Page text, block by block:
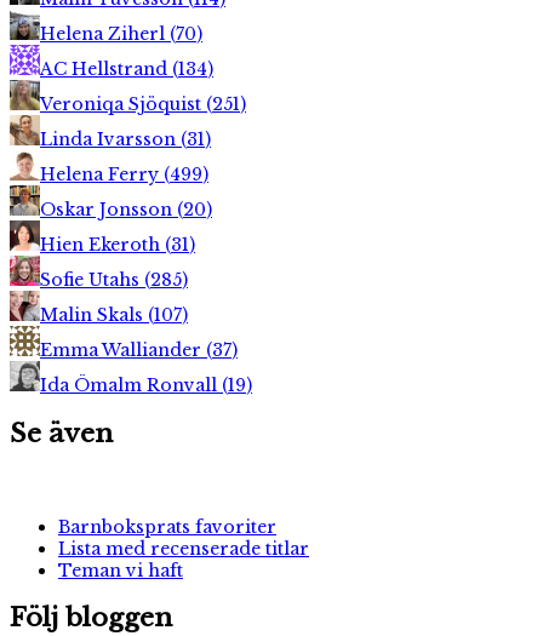
Helena Ziherl (70)
AC Hellstrand (134)
Veroniqa Sjöquist (251)
Linda Ivarsson (31)
Helena Ferry (499)
Oskar Jonsson (20)
Hien Ekeroth (31)
Sofie Utahs (285)
Malin Skals (107)
Emma Walliander (37)
Ida Ömalm Ronvall (19)
Se även
Barnboksprats favoriter
Lista med recenserade titlar
Teman vi haft
Följ bloggen